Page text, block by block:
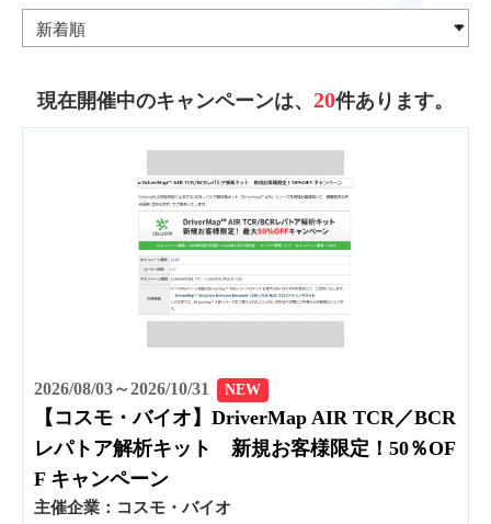
現在開催中のキャンペーンは、 20件あります。
2026/08/03～2026/10/31 NEW
【コスモ・バイオ】DriverMap AIR TCR／BCR
レパトア解析キット 新規お客様限定！50％OF
F キャンペーン
主催企業： コスモ・バイオ